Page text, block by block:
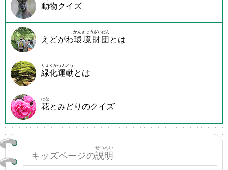
動物クイズ
えどがわ環境財団
かんきょうざいだん
とは
緑化運動
りょくかうんどう
とは
花
はな
とみどりのクイズ
キッズページの説明
せつめい